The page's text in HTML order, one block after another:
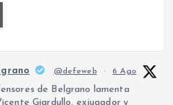
@defeweb · 6 Ago
de Belgrano lamenta
Giardullo, exjugador y